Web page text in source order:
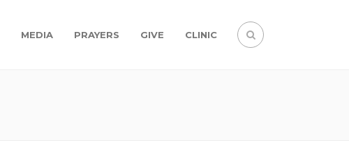
MEDIA PRAYERS GIVE CLINIC